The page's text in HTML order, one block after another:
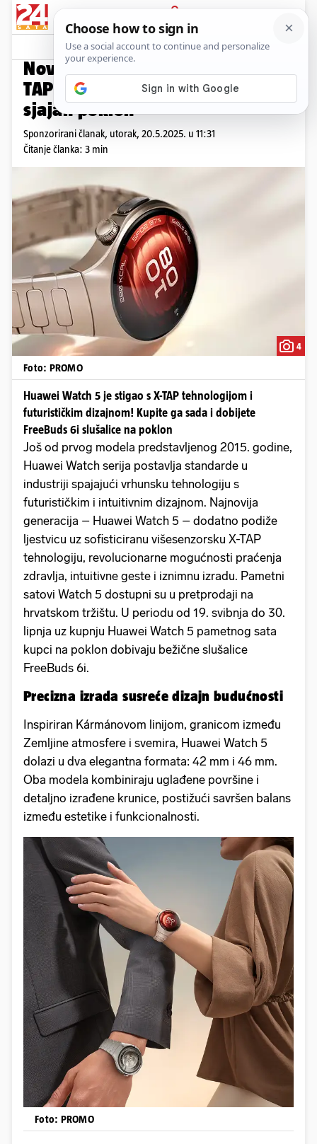
PRIJAVA
Promo sadržaj
Novi HUAWEI WATCH 5 donosi X-
TAP tehnologiju, a dolazi uz
sjajan poklon
Sponzorirani članak, utorak, 20.5.2025. u 11:31
Čitanje članka: 3 min
4
Foto: PROMO
Huawei Watch 5 je stigao s X-TAP tehnologijom i
futurističkim dizajnom! Kupite ga sada i dobijete
FreeBuds 6i slušalice na poklon
Još od prvog modela predstavljenog 2015. godine,
Huawei Watch serija postavlja standarde u
industriji spajajući vrhunsku tehnologiju s
futurističkim i intuitivnim dizajnom. Najnovija
generacija – Huawei Watch 5 – dodatno podiže
ljestvicu uz sofisticiranu višesenzorsku X-TAP
tehnologiju, revolucionarne mogućnosti praćenja
zdravlja, intuitivne geste i iznimnu izradu. Pametni
satovi Watch 5 dostupni su u pretprodaji na
hrvatskom tržištu. U periodu od 19. svibnja do 30.
lipnja uz kupnju Huawei Watch 5 pametnog sata
kupci na poklon dobivaju bežične slušalice
FreeBuds 6i.
Precizna izrada susreće dizajn budućnosti
Inspiriran Kármánovom linijom, granicom između
Zemljine atmosfere i svemira, Huawei Watch 5
dolazi u dva elegantna formata: 42 mm i 46 mm.
Oba modela kombiniraju uglađene površine i
detaljno izrađene krunice, postižući savršen balans
između estetike i funkcionalnosti.
Foto: PROMO